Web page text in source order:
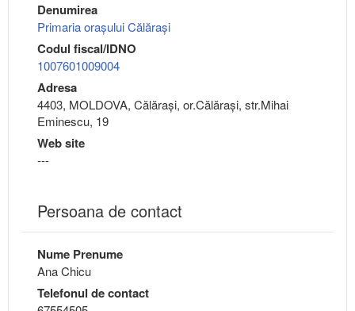
Denumirea
Primaria orașului Călărași
Codul fiscal/IDNO
1007601009004
Adresa
4403, MOLDOVA, Călăraşi, or.Călăraşi, str.Mihai
Eminescu, 19
Web site
---
Persoana de contact
Nume Prenume
Ana Chicu
Telefonul de contact